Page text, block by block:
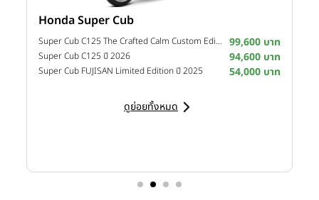
Honda Super Cub
Super Cub C125 The Crafted Calm Custom Edition ปี 2026 99,600 บาท
Super Cub C125 ปี 2026 94,600 บาท
Super Cub FUJISAN Limited Edition ปี 2025 54,000 บาท
ดูย่อยทั้งหมด